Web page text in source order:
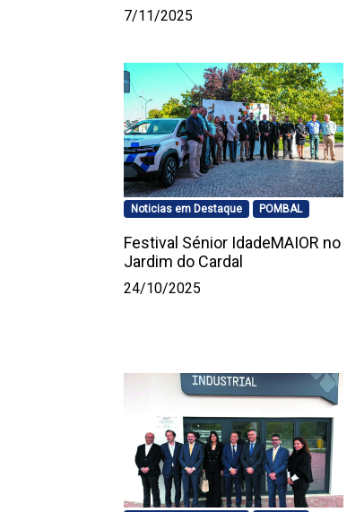
7/11/2025
Noticias em Destaque POMBAL
Festival Sénior IdadeMAIOR no
Jardim do Cardal
24/10/2025